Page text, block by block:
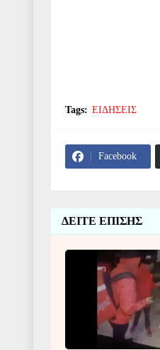
Tags: ΕΙΔΗΣΕΙΣ
Facebook
ΔΕΙΤΕ ΕΠΙΣΗΣ